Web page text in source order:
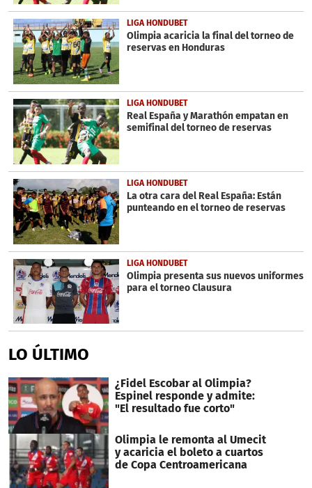
LIGA HONDUBET
Olimpia acaricia la final del torneo de
reservas en Honduras
LIGA HONDUBET
Real España y Marathón empatan en
semifinal del torneo de reservas
LIGA HONDUBET
La otra cara del Real España: Están
punteando en el torneo de reservas
LIGA HONDUBET
Olimpia presenta sus nuevos uniformes
para el torneo Clausura
LO ÚLTIMO
¿Fidel Escobar al Olimpia?
Espinel responde y admite:
"El resultado fue corto"
Olimpia le remonta al Umecit
y acaricia el boleto a cuartos
de Copa Centroamericana